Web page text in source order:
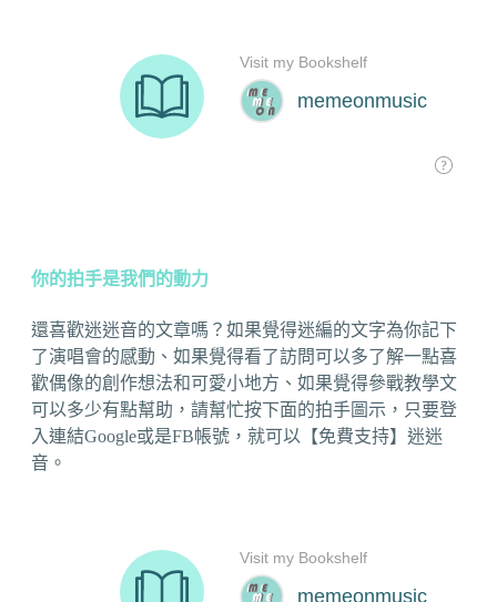
你的拍手是我們的動力
還喜歡迷迷音的文章嗎？如果覺得迷編的文字為你記下
了演唱會的感動、如果覺得看了訪問可以多了解一點喜
歡偶像的創作想法和可愛小地方、如果覺得參戰教學文
可以多少有點幫助，請幫忙按下面的拍手圖示，只要登
入連結Google或是FB帳號，就可以【免費支持】迷迷
音。